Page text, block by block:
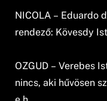
NICOLA – Eduardo
rendező: Kövesdy
OZGUD – Verebes
nincs, aki hűvösen